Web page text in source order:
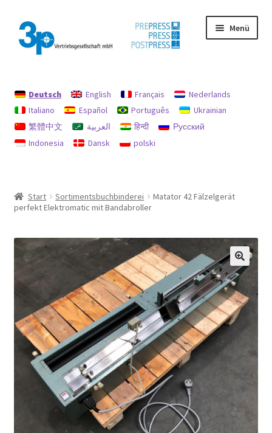
Zur
Navigation
springen
Zum
Inhalt
springen
Menü
Datenschutz
Gebrauchtmaschinen
Deutsch English Français
Nederlands
Italiano
Español Português
Ukrainian
繁體中文
العربية हिन्दी
Русский
Indonesia
Dansk polski
Start Sortimentsbuchbinderei
Matator 42 Fälzelgerät
perfekt Elektromatic mit Bandabroller